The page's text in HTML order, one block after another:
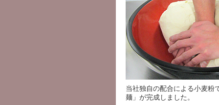
当社独自の配合による小麦粉
麺」が完成しました。